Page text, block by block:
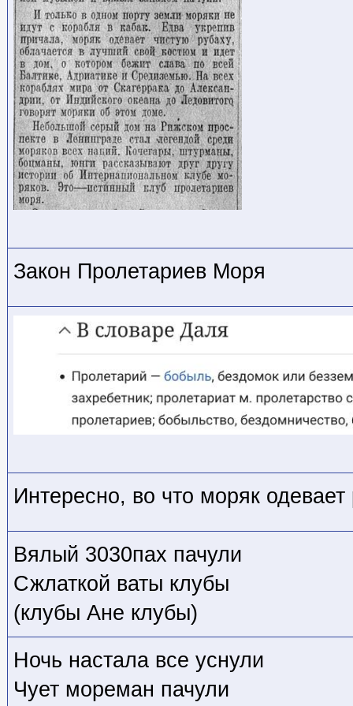
Закон Пролетариев Моря
Интересно, во что моряк одевает
Вялый 3030пах пачули
Сжлаткой ваты клубы
(клубы Ане клубы)
Ночь настала все уснули
Чует мореман пачули